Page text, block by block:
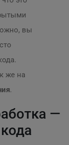
вы
же на
.
—